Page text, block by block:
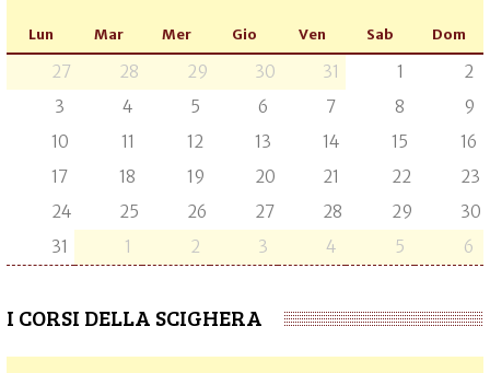
Lun Mar Mer Gio Ven Sab Dom
27 28 29 30 31 1
2
3
4 5 6 7 8
9
10
11 12 13 14 15
16
17
18 19 20 21 22
23
24
25 26 27 28 29
30
31
1 2 3 4 5 6
I CORSI DELLA SCIGHERA